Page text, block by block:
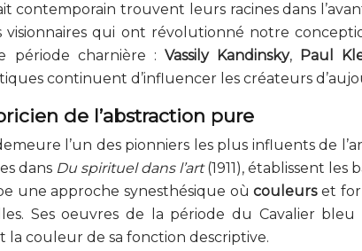
contemporain trouvent leurs racines dans
visionnaires qui ont révolutionné notre
période charnière : Vassily Kandinsky, Paul
continuent d’influencer les créateurs
de l’abstraction pure
l’un des pionniers les plus influents de
dans Du spirituel dans l’art(1911), établissent les
une approche synesthésique oùcouleurset
Ses oeuvres de la période du Cavalier bleu
la couleur de sa fonction descriptive.